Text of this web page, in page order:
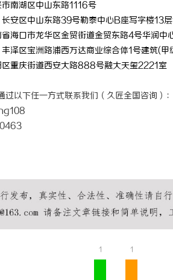
南湖区中山东路1116号
安区中山东路39号勒泰中心B座写字楼13
海口市龙华区金贸街道金贸东路4号华润中
泽区宝洲路浦西万达商业综合体1号建筑(
重庆街道西安大路888号融大天玺2221室
过以下任一方式联系我们（久匠全国咨询）
1 1